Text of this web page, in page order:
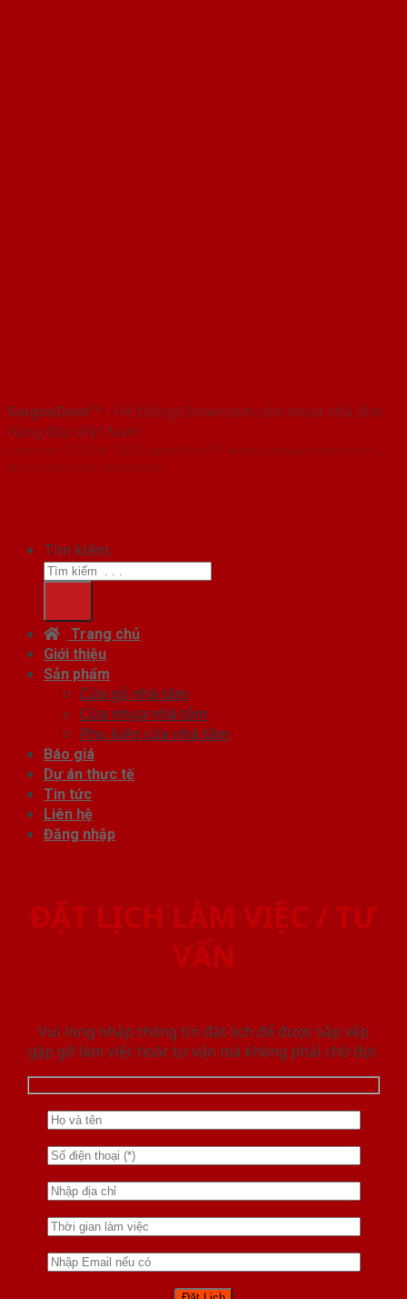
SaigonDoor™ - Hệ thống Showroom cửa nhựa nhà tắm
hàng đầu Việt Nam
Copyright ⓒ 2016 – 2026 SaigonDoor™ - www.cuanhuanhatam.com |
Đơn vị chủ quản SaigonDoor
Tìm kiếm:
Trang chủ
Giới thiệu
Sản phẩm
Cửa gỗ nhà tắm
Cửa nhựa nhà tắm
Phụ kiện cửa nhà tắm
Báo giá
Dự án thực tế
Tin tức
Liên hệ
Đăng nhập
ĐẶT LỊCH LÀM VIỆC / TƯ
VẤN
Vui lòng nhập thông tin đặt lịch để được sắp xếp
gặp gỡ làm việc hoăc tư vấn mà không phải chờ đợi.